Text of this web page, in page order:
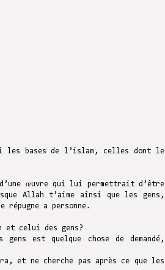
les bases de l’islam, celles dont le
Allah t’aime ainsi que les gens,
a personne.
et celui des gens?
est quelque chose de demandé,